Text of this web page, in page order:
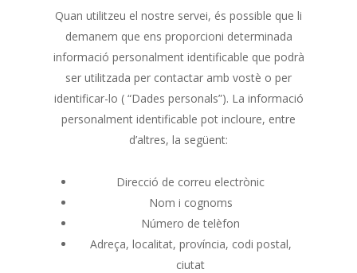
Quan utilitzeu el nostre servei, és possible que li
demanem que ens proporcioni determinada
informació personalment identificable que podrà
ser utilitzada per contactar amb vostè o per
identificar-lo ( “Dades personals”). La informació
personalment identificable pot incloure, entre
d’altres, la següent:
Direcció de correu electrònic
Nom i cognoms
Número de telèfon
Adreça, localitat, província, codi postal,
ciutat